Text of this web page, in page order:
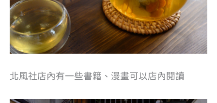
北風社店內有一些書籍、漫畫可以店內閱讀